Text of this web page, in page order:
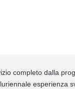
completo dalla
esperienza